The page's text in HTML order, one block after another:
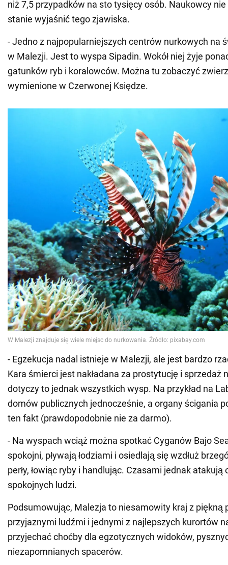
niż 7,5 przypadków na sto tysięcy osób. Naukowcy
stanie wyjaśnić tego zjawiska.
- Jedno z najpopularniejszych centrów nurkowych na
w Malezji. Jest to wyspa Sipadin. Wokół niej żyje
gatunków ryb i koralowców. Można tu zobaczyć
wymienione w Czerwonej Księdze.
- Egzekucja nadal istnieje w Malezji, ale jest bardzo
Kara śmierci jest nakładana za prostytucję i sprzedaż
dotyczy to jednak wszystkich wysp. Na przykład na
domów publicznych jednocześnie, a organy ścigania
ten fakt (prawdopodobnie nie za darmo).
- Na wyspach wciąż można spotkać Cyganów Bajo
spokojni, pływają łodziami i osiedlają się wzdłuż
perły, łowiąc ryby i handlując. Czasami jednak atakują
spokojnych ludzi.
Podsumowując, Malezja to niesamowity kraj z piękną
przyjaznymi ludźmi i jednymi z najlepszych kurortów
przyjechać choćby dla egzotycznych widoków,
niezapomnianych spacerów.